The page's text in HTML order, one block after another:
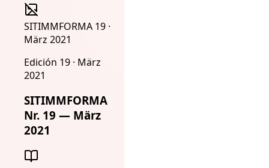
SITIMMFORMA 19 ·
März 2021
Edición 19 · März
2021
SITIMMFORMA
Nr. 19 — März
2021